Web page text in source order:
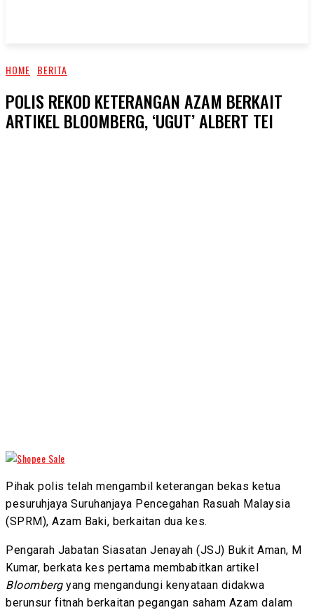
HOME BERITA
POLIS REKOD KETERANGAN AZAM BERKAIT
ARTIKEL BLOOMBERG, ‘UGUT’ ALBERT TEI
Pihak polis telah mengambil keterangan bekas ketua
pesuruhjaya Suruhanjaya Pencegahan Rasuah Malaysia
(SPRM), Azam Baki, berkaitan dua kes.
Pengarah Jabatan Siasatan Jenayah (JSJ) Bukit Aman, M
Kumar, berkata kes pertama membabitkan artikel
Bloombergyang mengandungi kenyataan didakwa
berunsur fitnah berkaitan pegangan saham Azam dalam